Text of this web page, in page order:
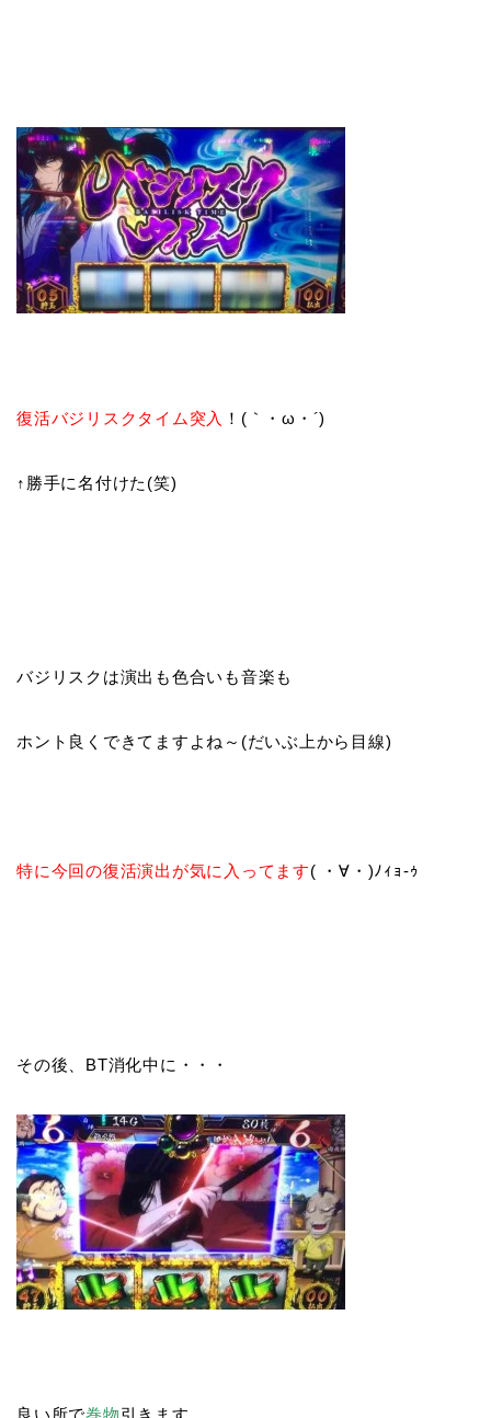
復活バジリスクタイム突入 ！(｀・ω・´)ゞ
↑勝手に名付けた(笑)
バジリスクは演出も色合いも音楽も
ホント良くできてますよね～(だいぶ上から目線)
特に今回の復活演出が気に入ってます( ・∀・)ﾉｨｮ-ｩ
その後、BT消化中に・・・